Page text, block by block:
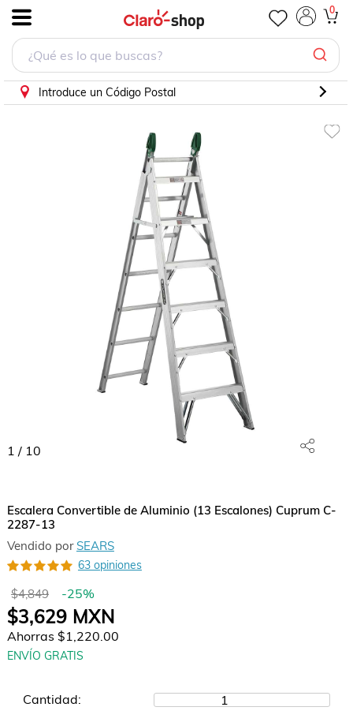
0
Introduce un Código Postal
1 / 10
Escalera Convertible de Aluminio (13 Escalones) Cuprum C-
2287-13
Vendido por SEARS
63 opiniones
$4,849 -25%
$3,629MXN
Ahorras $1,220.00
ENVÍO GRATIS
Cantidad: 1
Escalera Convertible de Aluminio (13 Escalones) Cuprum